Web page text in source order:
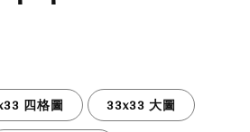
四格圖
33x33 大圖